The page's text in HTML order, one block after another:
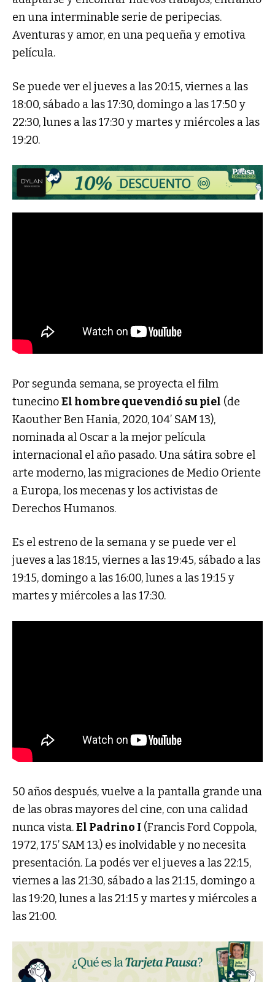
en una interminable serie de peripecias.
Aventuras y amor, en una pequeña y emotiva
película.
Se puede ver el jueves a las 20:15, viernes a las
18:00, sábado a las 17:30, domingo a las 17:50 y
22:30, lunes a las 17:30 y martes y miércoles a las
19:20.
Por segunda semana, se proyecta el film
tunecinoEl hombre que vendió su piel (de
Kaouther Ben Hania, 2020, 104’ SAM 13),
nominada al Oscar a la mejor película
internacional el año pasado. Una sátira sobre el
arte moderno, las migraciones de Medio Oriente
a Europa, los mecenas y los activistas de
Derechos Humanos.
Es el estreno de la semana y se puede ver el
jueves a las 18:15, viernes a las 19:45, sábado a las
19:15, domingo a las 16:00, lunes a las 19:15 y
martes y miércoles a las 17:30.
50 años después, vuelve a la pantalla grande una
de las obras mayores del cine, con una calidad
nunca vista.El Padrino I (Francis Ford Coppola,
1972, 175’ SAM 13.) es inolvidable y no necesita
presentación. La podés ver el jueves a las 22:15,
viernes a las 21:30, sábado a las 21:15, domingo a
las 19:20, lunes a las 21:15 y martes y miércoles a
las 21:00.